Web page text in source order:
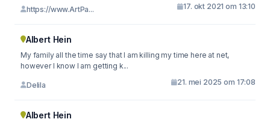
https://www.ArtPa... 17. okt 2021 om 13:10
Albert Hein
My family all the time say that I am killing my time here at net,
however I know I am getting k...
Delila 21. mei 2025 om 17:08
Albert Hein